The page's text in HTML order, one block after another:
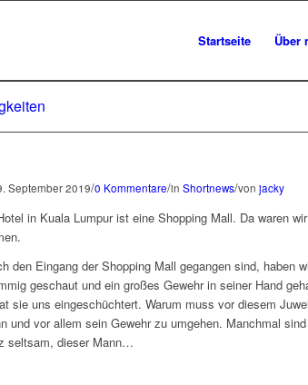
Startseite Über
September 2019/0 Kommentare/in Shortnews/von jacky
in Kuala Lumpur ist eine Shopping Mall. Da waren
den Eingang der Shopping Mall gegangen sind, haben
geschaut und ein großes Gewehr in seiner Hand
sie uns eingeschüchtert. Warum muss vor diesem
und vor allem sein Gewehr zu umgehen. Manchmal
seltsam, dieser Mann…